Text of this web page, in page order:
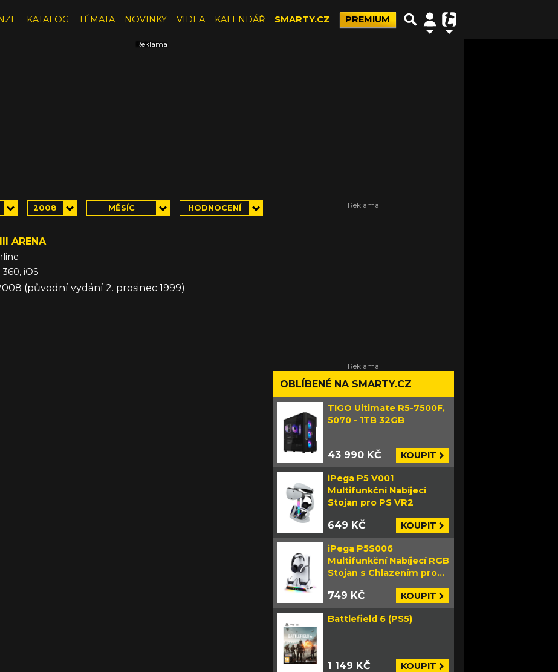
KATALOG TÉMATA NOVINKY VIDEA KALENDÁŘ SMARTY.CZ PREMIUM
2008 MĚSÍC HODNOCENÍ
ARENA
iOS
(původní vydání 2. prosinec 1999)
OBLÍBENÉ NA SMARTY.CZ
TIGO Ultimate R5-7500F,
5070 - 1TB 32GB
43 990 KČ KOUPIT
iPega P5 V001
Multifunkční Nabíjecí
Stojan pro PS VR2
649 KČ KOUPIT
iPega P5S006
Multifunkční Nabíjecí RGB
Stojan s Chlazením pro
749 KČ KOUPIT
Battlefield 6 (PS5)
1 149 KČ KOUPIT